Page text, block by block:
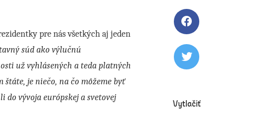
pre nás všetkých aj jeden
súd ako výlučnú
už vyhlásených a teda platných
štáte, je niečo, na čo môžeme byť
do vývoja európskej a svetovej
Zdielať článok na
Tweetovať článok
Vytlačiť